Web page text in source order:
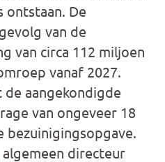
ontstaan. De
van de
van circa 112 miljoen
vanaf 2027.
aangekondigde
van ongeveer 18
bezuinigingsopgave.
algemeen directeur